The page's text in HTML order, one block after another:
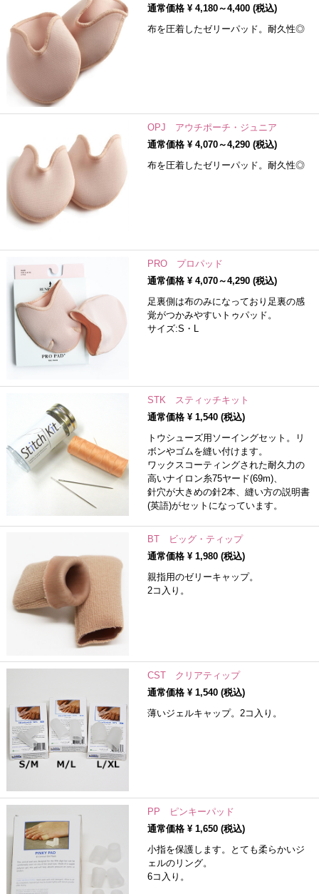
通常価格 ¥ 4,180～4,400(税込)
布を圧着したゼリーパッド。耐久性◎
OPJ アウチポーチ・ジュニア
通常価格 ¥ 4,070～4,290(税込)
布を圧着したゼリーパッド。耐久性◎
PRO プロパッド
通常価格 ¥ 4,070～4,290(税込)
足裏側は布のみになっており足裏の感
覚がつかみやすいトゥパッド。
サイズ:S・L
STK スティッチキット
通常価格 ¥ 1,540(税込)
トウシューズ用ソーイングセット。リ
ボンやゴムを縫い付けます。
ワックスコーティングされた耐久力の
高いナイロン糸75ヤード(69m)、
針穴が大きめの針2本、縫い方の説明書
(英語)がセットになっています。
BT ビッグ・ティップ
通常価格 ¥ 1,980(税込)
親指用のゼリーキャップ。
2コ入り。
CST クリアティップ
通常価格 ¥ 1,540(税込)
薄いジェルキャップ。2コ入り。
PP ピンキーパッド
通常価格 ¥ 1,650(税込)
小指を保護します。とても柔らかいジ
ェルのリング。
6コ入り。